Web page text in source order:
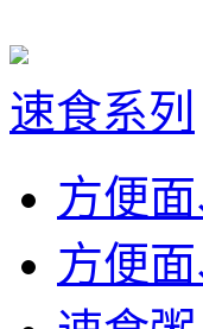
速食系列
方便
方便